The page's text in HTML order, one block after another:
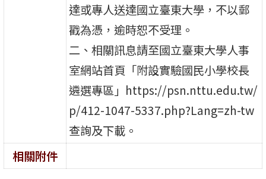
達或專人送達國立臺東大學，不以郵
戳為憑，逾時恕不受理。
二、相關訊息請至國立臺東大學人事
室網站首頁「附設實驗國民小學校長
遴選專區」https://psn.nttu.edu.tw/
p/412-1047-5337.php?Lang=zh-tw
查詢及下載。
相關附件